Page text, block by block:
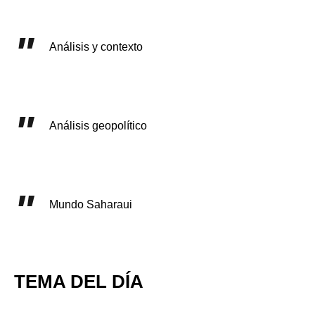
Análisis y contexto
Análisis geopolítico
Mundo Saharaui
TEMA DEL DÍA